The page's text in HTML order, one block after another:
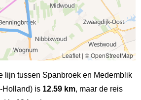
Leaflet| © OpenStreetMap
lijn tussen Spanbroek en Medemblik
Holland) is 12.59 km, maar de reis